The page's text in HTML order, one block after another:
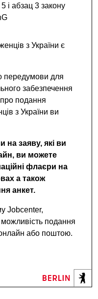
і абзац 3 закону
з України є
передумови для
забезпечення
подання
з України ви
заяву, які ви
ви можете
флаєри на
а також
анкет.
Jobcenter,
подання
або поштою.